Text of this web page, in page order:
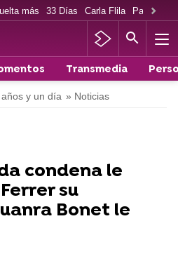
más 33 Días Carla Flila Paco
Transmedia
y un día » Noticias
condena le
su
Bonet le